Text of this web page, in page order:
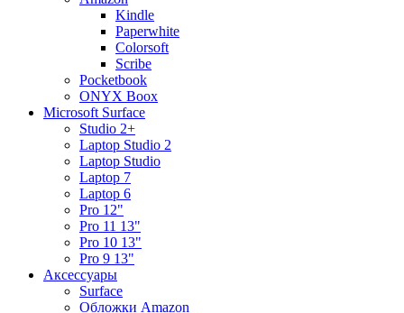
Kindle
Paperwhite
Colorsoft
Scribe
Pocketbook
ONYX Boox
Microsoft Surface
Studio 2+
Laptop Studio 2
Laptop Studio
Laptop 7
Laptop 6
Pro 12"
Pro 11 13"
Pro 10 13"
Pro 9 13"
Аксессуары
Surface
Обложки Amazon